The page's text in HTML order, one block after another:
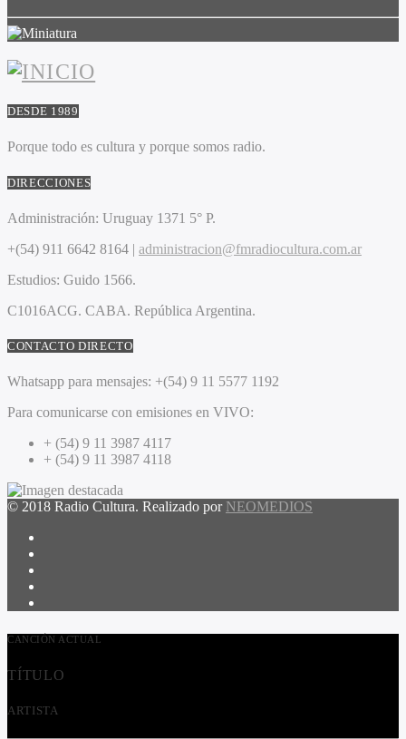
DESDE 1989
Porque todo es cultura y porque somos radio.
DIRECCIONES
Administración: Uruguay 1371 5° P.
+(54) 911 6642 8164 | administracion@fmradiocultura.com.ar
Estudios: Guido 1566.
C1016ACG. CABA. República Argentina.
CONTACTO DIRECTO
Whatsapp para mensajes: +(54) 9 11 5577 1192
Para comunicarse con emisiones en VIVO:
+ (54) 9 11 3987 4117
+ (54) 9 11 3987 4118
© 2018 Radio Cultura. Realizado por NEOMEDIOS
CANCIÓN ACTUAL
TÍTULO
ARTISTA